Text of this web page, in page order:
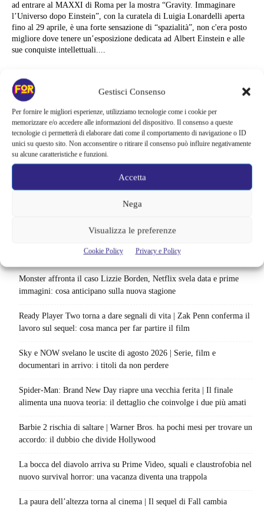
Gestisci Consenso
Per fornire le migliori esperienze, utilizziamo tecnologie come i cookie per
memorizzare e/o accedere alle informazioni del dispositivo. Il consenso a queste
tecnologie ci permetterà di elaborare dati come il comportamento di navigazione o ID
unici su questo sito. Non acconsentire o ritirare il consenso può influire negativamente
su alcune caratteristiche e funzioni.
Accetta
Nega
Visualizza le preferenze
Cookie Policy Privacy e Policy
ad entrare al MAXXI di Roma per la mostra “Gravity. Immaginare
l’Universo dopo Einstein”, con la curatela di Luigia Lonardelli aperta
fino al 29 aprile, è una forte sensazione di “spazialità”, non c'era posto
migliore dove tenere un’esposizione dedicata ad Albert Einstein e alle
sue conquiste intellettuali....
Monster affronta il caso Lizzie Borden, Netflix svela data e prime
immagini: cosa anticipano sulla nuova stagione
Ready Player Two torna a dare segnali di vita | Zak Penn conferma il
lavoro sul sequel: cosa manca per far partire il film
Sky e NOW svelano le uscite di agosto 2026 | Serie, film e
documentari in arrivo: i titoli da non perdere
Spider-Man: Brand New Day riapre una vecchia ferita | Il finale
alimenta una nuova teoria: il dettaglio che coinvolge i due più amati
Barbie 2 rischia di saltare | Warner Bros. ha pochi mesi per trovare un
accordo: il dubbio che divide Hollywood
La bocca del diavolo arriva su Prime Video, squali e claustrofobia nel
nuovo survival horror: una vacanza diventa una trappola
La paura dell’altezza torna al cinema | Il sequel di Fall cambia